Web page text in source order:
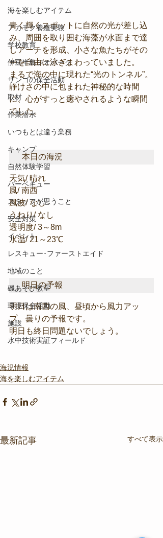
海を楽しむアイテム
アカモク養殖実験
学校教育
伊豆半島ジオパーク
サンゴの保全活動
取材
作業潜水
いつもとは違う業務
キャンプ
自然体験学習
バーベキュー
スタッフが思うこと
安全対策
イベント
レスキュー･ファーストエイド
地域のこと
磯あそび教室
環境保全活動
施設
水中技術実証フィールド
青く輝くスポットに自然の光が差し込
み、周囲を取り囲む海藻が水面まで達
しアーチを形成、小さな魚たちがその
中を自由に泳ぎまわっていました。
まるで海の中に現れた“光のトンネル”。
静けさの中に包まれた神秘的な時間
に、心がすっと癒やされるような瞬間
でした。
本日の海況
天気/ 晴れ
風/ 南西
風波/ なし
うねり/ なし
透明度/ 3～8m
水温/ 21～23℃
明日の予報
明日は南西の風、昼頃から風力アッ
プ、曇りの予報です。
明日も終日問題ないでしょう。
海況情報
海を楽しむアイテム
最新記事 すべて表示